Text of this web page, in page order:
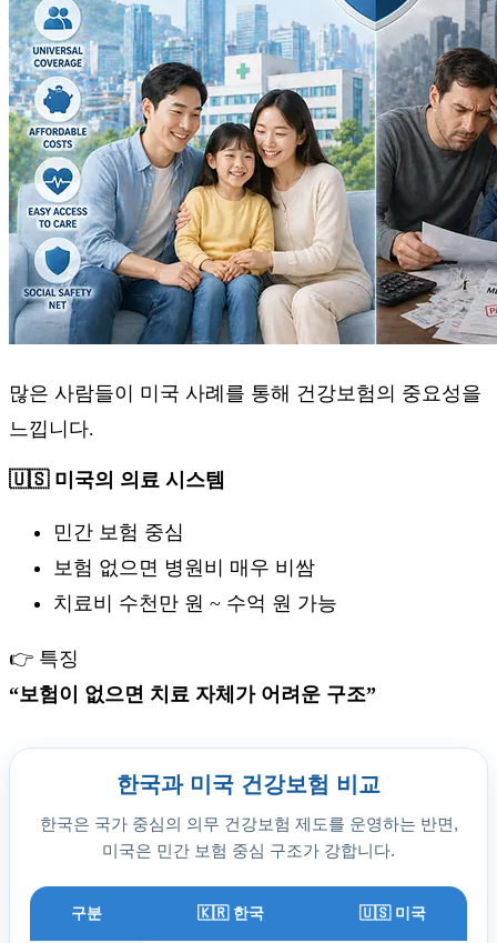
많은 사람들이 미국 사례를 통해 건강보험의 중요성을
느낍니다.
🇺🇸 미국의 의료 시스템
민간 보험 중심
보험 없으면 병원비 매우 비쌈
치료비 수천만 원 ~ 수억 원 가능
👉 특징
“보험이 없으면 치료 자체가 어려운 구조”
한국과 미국 건강보험 비교
한국은 국가 중심의 의무 건강보험 제도를 운영하는 반면,
미국은 민간 보험 중심 구조가 강합니다.
구분 🇰🇷 한국 🇺🇸 미국